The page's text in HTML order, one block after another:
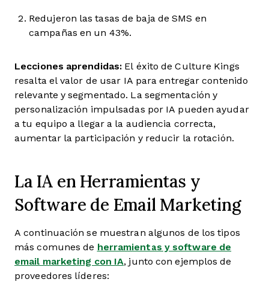
Redujeron las tasas de baja de SMS en
campañas en un 43%.
Lecciones aprendidas: El éxito de Culture Kings
resalta el valor de usar IA para entregar contenido
relevante y segmentado. La segmentación y
personalización impulsadas por IA pueden ayudar
a tu equipo a llegar a la audiencia correcta,
aumentar la participación y reducir la rotación.
La IA en Herramientas y
Software de Email Marketing
A continuación se muestran algunos de los tipos
más comunes de herramientas y software de
email marketing con IA, junto con ejemplos de
proveedores líderes: